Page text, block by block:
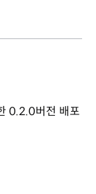
0.2.0버전 배포